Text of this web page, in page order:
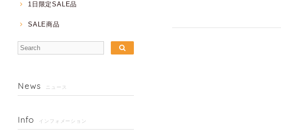
1日限定SALE品
SALE商品
News ニュース
Info インフォメーション